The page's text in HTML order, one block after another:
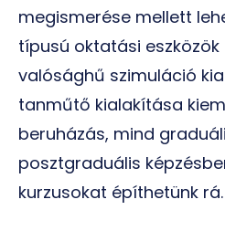
megismerése mellett
típusú oktatási
valósághű szimuláció
tanműtő kialakítása
beruházás, mind
posztgraduális
kurzusokat építhetünk rá.